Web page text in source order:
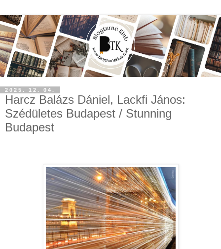
2025. 12. 04.
Harcz Balázs Dániel, Lackfi János:
Szédületes ​Budapest / Stunning
Budapest